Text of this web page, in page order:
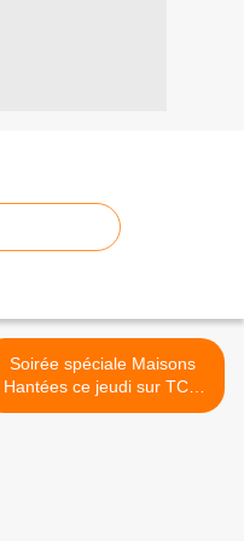
Soirée spéciale Maisons
Hantées ce jeudi sur TCM
Cinéma >